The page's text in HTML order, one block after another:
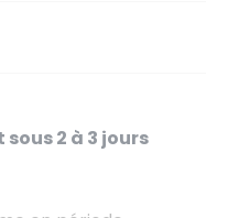
2 à 3 jours